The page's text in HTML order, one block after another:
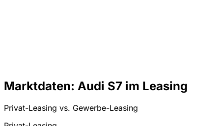
Marktdaten: Audi S7 im Leasing
Privat-Leasing vs. Gewerbe-Leasing